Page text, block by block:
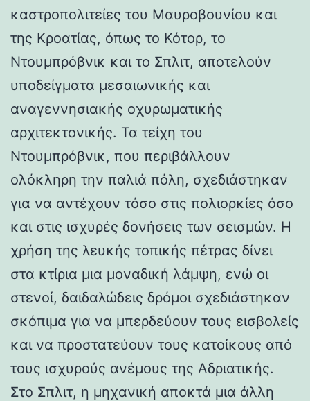
καστροπολιτείες του Μαυροβουνίου και
της Κροατίας, όπως το Κότορ, το
Ντουμπρόβνικ και το Σπλιτ, αποτελούν
υποδείγματα μεσαιωνικής και
αναγεννησιακής οχυρωματικής
αρχιτεκτονικής. Τα τείχη του
Ντουμπρόβνικ, που περιβάλλουν
ολόκληρη την παλιά πόλη, σχεδιάστηκαν
για να αντέχουν τόσο στις πολιορκίες όσο
και στις ισχυρές δονήσεις των σεισμών. Η
χρήση της λευκής τοπικής πέτρας δίνει
στα κτίρια μια μοναδική λάμψη, ενώ οι
στενοί, δαιδαλώδεις δρόμοι σχεδιάστηκαν
σκόπιμα για να μπερδεύουν τους εισβολείς
και να προστατεύουν τους κατοίκους από
τους ισχυρούς ανέμους της Αδριατικής.
Στο Σπλιτ, η μηχανική αποκτά μια άλλη